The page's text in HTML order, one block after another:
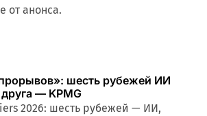
от анонса.
шесть рубежей ИИ
— KPMG
2026: шесть рубежей — ИИ,